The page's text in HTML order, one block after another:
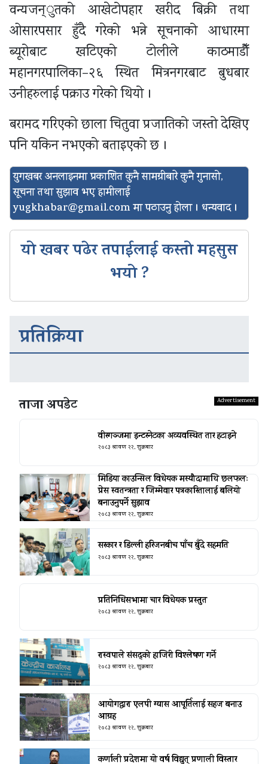
वन्यजन्ुतको आखेटोपहार खरीद बिक्री तथा
ओसारपसार हुँदै गरेको भन्ने सूचनाको आधारमा
ब्यूरोबाट खटिएको टोलीले काठमाडौँ
महानगरपालिका–२६ स्थित मित्रनगरबाट बुधबार
उनीहरुलाई पक्राउ गरेको थियो ।
बरामद गरिएको छाला चितुवा प्रजातिको जस्तो देखिए
पनि यकिन नभएको बताइएको छ ।
युगखबर अनलाइनमा प्रकाशित कुनै सामग्रीबारे कुनै गुनासो,
सूचना तथा सुझाव भए हामीलाई
yugkhabar@gmail.comमा पठाउनु होला । धन्यवाद ।
यो खबर पढेर तपाईलाई कस्तो महसुस
भयो ?
प्रतिक्रिया
ताजा अपडेट
वीरगञ्जमा इन्टरनेटका अव्यवस्थित तार हटाइने
२०८३ श्रावण २२, शुक्रबार
मिडिया काउन्सिल विधेयक मस्यौदामाथि छलफलः
प्रेस स्वतन्त्रता र जिम्मेवार पत्रकारितालाई बलियो
बनाउनुपर्ने सुझाव
२०८३ श्रावण २२, शुक्रबार
सरकार र डिल्ली हरिजनबीच पाँच बुँदे सहमति
२०८३ श्रावण २२, शुक्रबार
प्रतिनिधिसभामा चार विधेयक प्रस्तुत
२०८३ श्रावण २२, शुक्रबार
रास्वपाले संसद्को हाजिरी विश्लेषण गर्ने
२०८३ श्रावण २२, शुक्रबार
आयोगद्वारा एलपी ग्यास आपूर्तिलाई सहज बनाउ
आग्रह
२०८३ श्रावण २२, शुक्रबार
कर्णाली प्रदेशमा यो वर्ष विद्युत् प्रणाली विस्तार